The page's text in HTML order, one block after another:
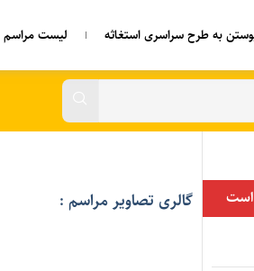
به طرح سراسری استغاثه لیست مراسم
گالری تصاویر مراسم :